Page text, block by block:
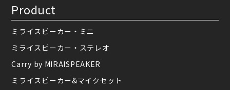
Product
ミライスピーカー・ミニ
ミライスピーカー・ステレオ
Carry by MIRAISPEAKER
ミライスピーカー&マイクセット